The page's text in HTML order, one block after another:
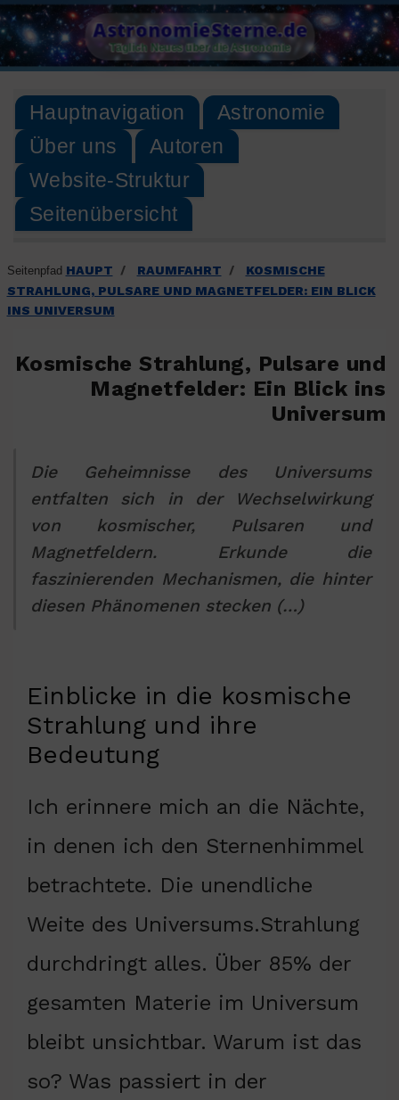
Skip
to
content
AstronomieSterne.de
Täglich Neues über die Astronomie
Hauptnavigation
Astronomie
Über uns
Autoren
Website-Struktur
Seitenübersicht
Seitenpfad HAUPT / RAUMFAHRT /
KOSMISCHE
STRAHLUNG, PULSARE UND MAGNETFELDER: EIN BLICK
INS UNIVERSUM
Kosmische Strahlung, Pulsare und
Magnetfelder: Ein Blick ins
Universum
Die Geheimnisse des Universums
entfalten sich in der Wechselwirkung
von kosmischer, Pulsaren und
Magnetfeldern. Erkunde die
faszinierenden Mechanismen, die hinter
diesen Phänomenen stecken (…)
Einblicke in die kosmische
Strahlung und ihre
Bedeutung
Ich erinnere mich an die Nächte,
in denen ich den Sternenhimmel
betrachtete. Die unendliche
Weite des Universums.Strahlung
durchdringt alles. Über 85% der
gesamten Materie im Universum
bleibt unsichtbar. Warum ist das
so? Was passiert in der